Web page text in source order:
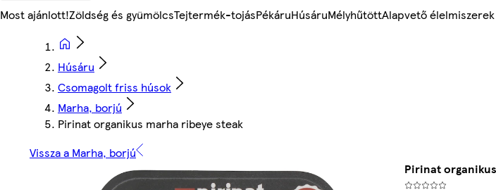
Most ajánlott!Zöldség és gyümölcsTejtermék-tojásPékáruHúsáruMélyhűtöttAlapvető élelmiszerek
Húsáru
Csomagolt friss húsok
Marha, borjú
Pirinat organikus marha ribeye steak
Vissza a Marha, borjú
Pirinat